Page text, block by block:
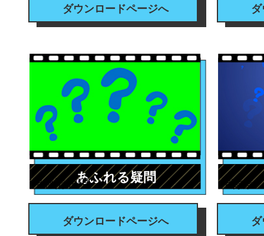
ダウンロードページへ
#感情表現あふれる疑問
ダウンロードページへ
#背景